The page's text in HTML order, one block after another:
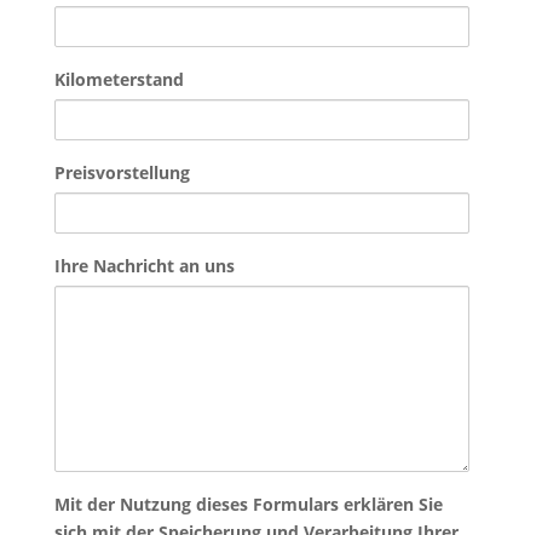
Kilometerstand
Preisvorstellung
Ihre Nachricht an uns
Mit der Nutzung dieses Formulars erklären Sie